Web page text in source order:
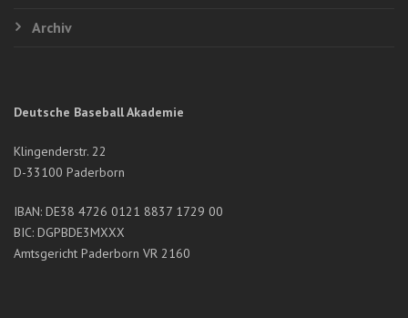
Archiv
Deutsche Baseball Akademie
Klingenderstr. 22
D-33100 Paderborn
IBAN: DE38 4726 0121 8837 1729 00
BIC: DGPBDE3MXXX
Amtsgericht Paderborn VR 2160